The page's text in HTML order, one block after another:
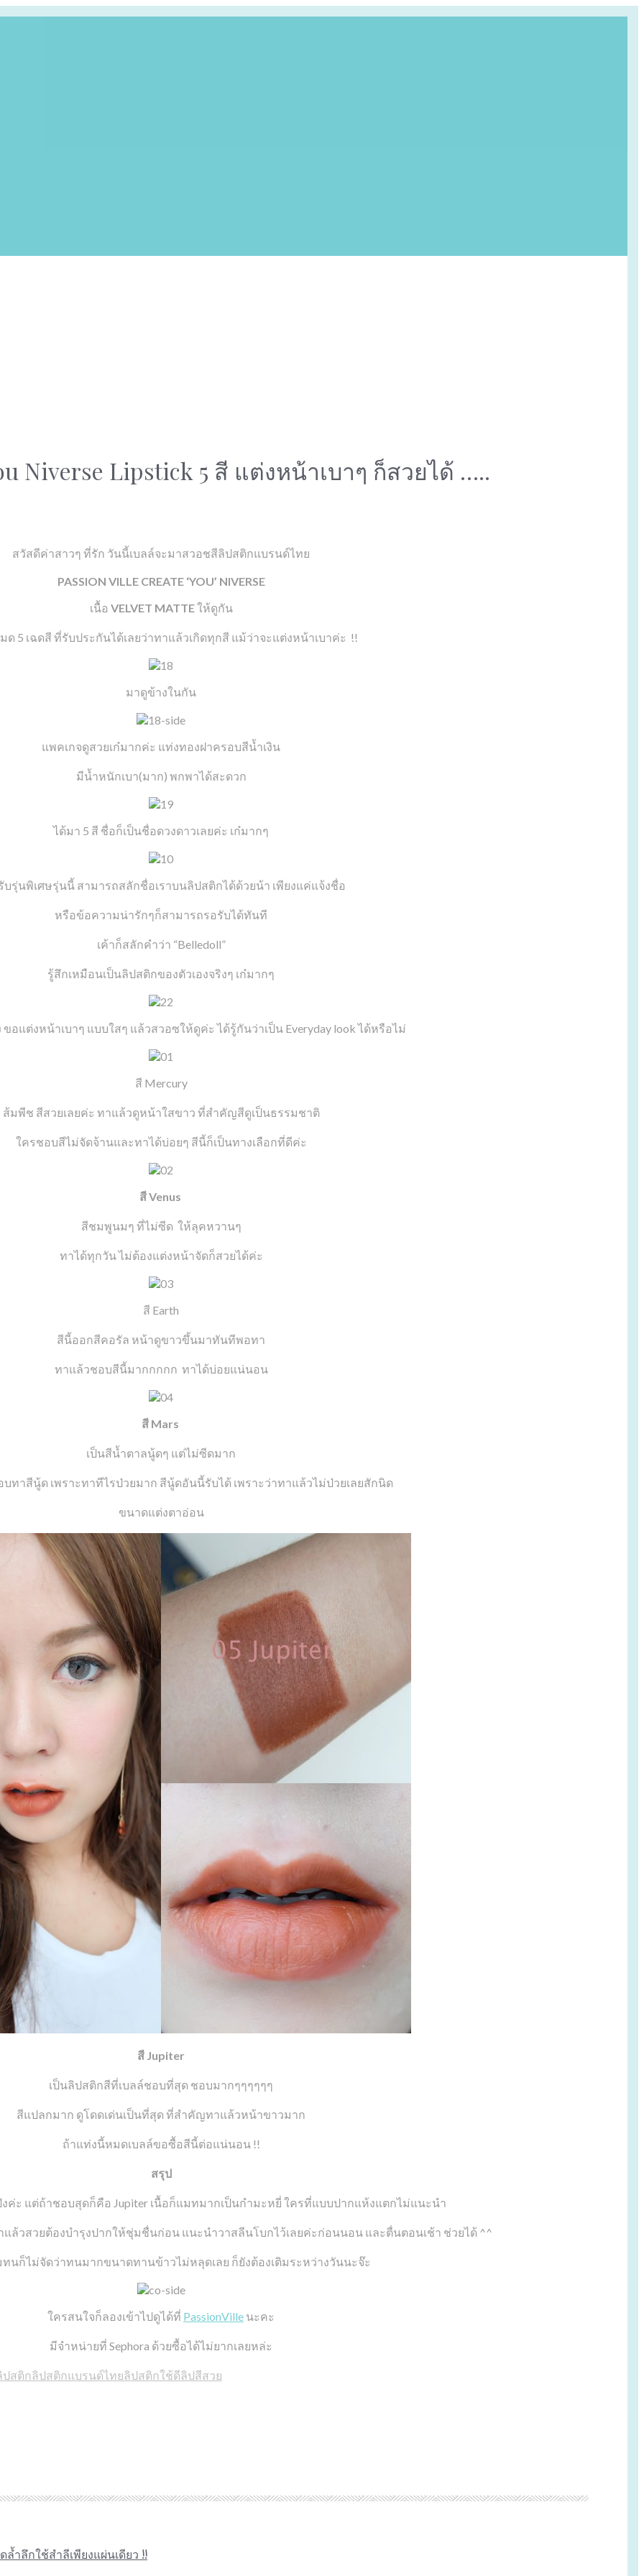
Niverse Lipstick 5 สี แต่งหน้าเบาๆ ก็สวยได้ …..
สวัสดีค่าสาวๆ ที่รัก วันนี้เบลล์จะมาสวอชสีลิปสติกแบรนด์ไทย
PASSION VILLE CREATE ‘YOU’ NIVERSE
เนื้อ VELVET MATTEให้ดูกัน
ด 5 เฉดสี ที่รับประกันได้เลยว่าทาแล้วเกิดทุกสี แม้ว่าจะแต่งหน้าเบาค่ะ !!
มาดูข้างในกัน
แพคเกจดูสวยเก๋มากค่ะ แท่งทองฝาครอบสีน้ำเงิน
มีน้ำหนักเบา(มาก) พกพาได้สะดวก
ได้มา 5 สี ชื่อก็เป็นชื่อดวงดาวเลยค่ะ เก๋มากๆ
บรุ่นพิเศษรุ่นนี้ สามารถสลักชื่อเราบนลิปสติกได้ด้วยน้า เพียงแค่แจ้งชื่อ
หรือข้อความน่ารักๆก็สามารถรอรับได้ทันที
เค้าก็สลักคำว่า “Belledoll”
รู้สึกเหมือนเป็นลิปสติกของตัวเองจริงๆ เก๋มากๆ
อแต่งหน้าเบาๆ แบบใสๆ แล้วสวอซให้ดูค่ะ ได้รู้กันว่าเป็น Everyday look ได้หรือไม่
สี Mercury
ส้มพีช สีสวยเลยค่ะ ทาแล้วดูหน้าใสขาว ที่สำคัญสีดูเป็นธรรมชาติ
ใครชอบสีไม่จัดจ้านและทาได้บ่อยๆ สีนี้ก็เป็นทางเลือกที่ดีค่ะ
สี Venus
สีชมพูนมๆ ที่ไม่ซีด ให้ลุคหวานๆ
ทาได้ทุกวัน ไม่ต้องแต่งหน้าจัดก็สวยได้ค่ะ
สี Earth
สีนี้ออกสีคอรัล หน้าดูขาวขึ้นมาทันทีพอทา
ทาแล้วชอบสีนี้มากกกกก ทาได้บ่อยแน่นอน
สี Mars
เป็นสีน้ำตาลนู้ดๆ แต่ไม่ซีดมาก
ทาสีนู้ด เพราะทาทีไรป่วยมาก สีนู้ดอันนี้รับได้ เพราะว่าทาแล้วไม่ป่วยเลยสักนิด
ขนาดแต่งตาอ่อน
สี Jupiter
เป็นลิปสติกสีที่เบลล์ชอบที่สุด ชอบมากๆๆๆๆๆๆ
สีแปลกมาก ดูโดดเด่นเป็นที่สุด ที่สำคัญทาแล้วหน้าขาวมาก
ถ้าแท่งนี้หมดเบลล์ขอซื้อสีนี้ต่อแน่นอน !!
สรุป
ค่ะ แต่ถ้าชอบสุดก็คือ Jupiter เนื้อก็แมทมากเป็นกำมะหยี่ ใครที่แบบปากแห้งแตกไม่แนะนำ
แล้วสวยต้องบำรุงปากให้ชุ่มชื่นก่อน แนะนำวาสลีนโบกไว้เลยค่ะก่อนนอน และตื่นตอนเช้า ช่วยได้ ^^
ทนก็ไม่จัดว่าทนมากขนาดทานข้าวไม่หลุดเลย ก็ยังต้องเติมระหว่างวันนะจ๊ะ
ใครสนใจก็ลองเข้าไปดูได้ที่ PassionVille นะคะ
มีจำหน่ายที่ Sephora ด้วยซื้อได้ไม่ยากเลยหล่ะ
ปสติกลิปสติกแบรนด์ไทยลิปสติกใช้ดีลิปสีสวย
ำลึกใช้สำลีเพียงแผ่นเดียว !!